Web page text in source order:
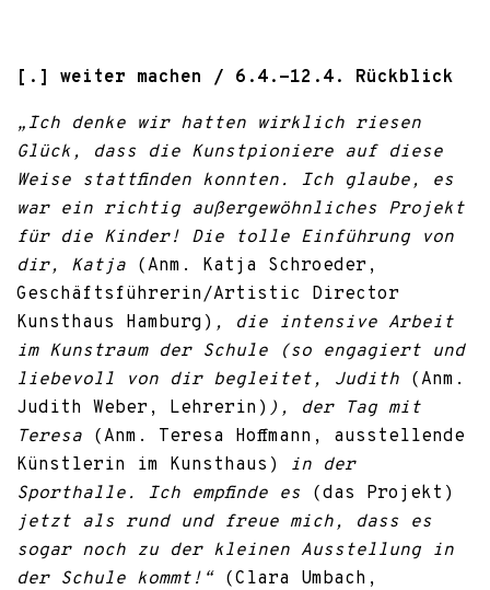
[.] weiter machen / 6.4.-12.4. Rückblick
„Ich denke wir hatten wirklich riesen
Glück, dass die Kunstpioniere auf diese
Weise stattfinden konnten. Ich glaube, es
war ein richtig außergewöhnliches Projekt
für die Kinder! Die tolle Einführung von
dir, Katja (Anm. Katja Schroeder,
Geschäftsführerin/Artistic Director
Kunsthaus Hamburg) , die intensive Arbeit
im Kunstraum der Schule (so engagiert und
liebevoll von dir begleitet, Judith (Anm.
Judith Weber, Lehrerin) ), der Tag mit
Teresa (Anm. Teresa Hoffmann, ausstellende
Künstlerin im Kunsthaus) in der
Sporthalle. Ich empfinde es (das Projekt)
jetzt als rund und freue mich, dass es
sogar noch zu der kleinen Ausstellung in
der Schule kommt!“ (Clara Umbach,